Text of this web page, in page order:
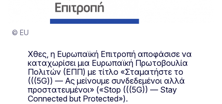
© EU
Χθες, η Ευρωπαϊκή Επιτροπή αποφάσισε να
καταχωρίσει μια Ευρωπαϊκή Πρωτοβουλία
Πολιτών (ΕΠΠ) με τίτλο «Σταματήστε το
(((5G)) — Ας μείνουμε συνδεδεμένοι αλλά
προστατευμένοι» («Stop (((5G)) — Stay
Connected but Protected»).